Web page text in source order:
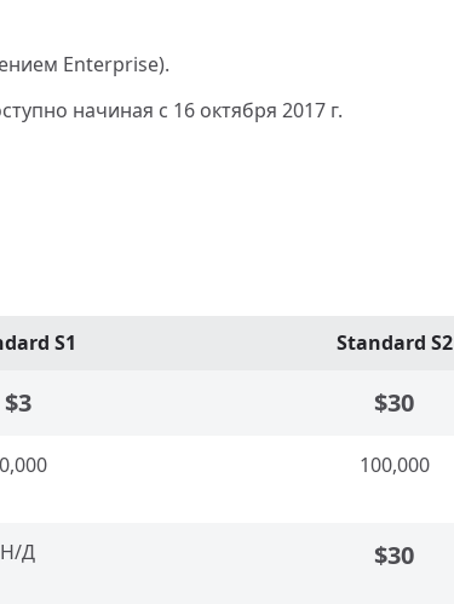
Enterprise).
начиная с 16 октября 2017 г.
S1 Standard S2
$3 $30
100,000
Н/Д $30